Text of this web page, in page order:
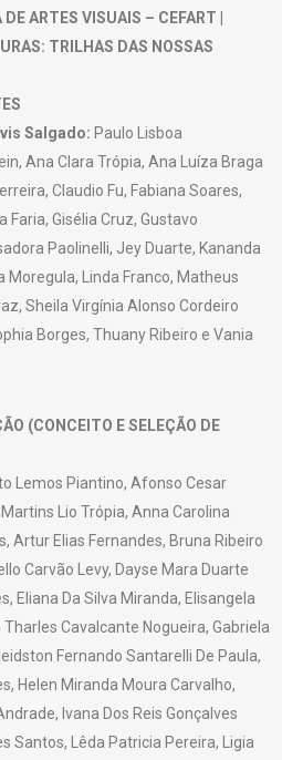
ARTES VISUAIS – CEFART |
TRILHAS DAS NOSSAS
Salgado: Paulo Lisboa
Ana Clara Trópia, Ana Luíza Braga
Claudio Fu, Fabiana Soares,
Faria, Gisélia Cruz, Gustavo
Paolinelli, Jey Duarte, Kananda
Moregula, Linda Franco, Matheus
Sheila Virgínia Alonso Cordeiro
Borges, Thuany Ribeiro e Vania
(CONCEITO E SELEÇÃO DE
Lemos Piantino, Afonso Cesar
Lio Trópia, Anna Carolina
Artur Elias Fernandes, Bruna Ribeiro
Carvão Levy, Dayse Mara Duarte
Eliana Da Silva Miranda, Elisangela
Tharles Cavalcante Nogueira, Gabriela
Fernando Santarelli De Paula,
Helen Miranda Moura Carvalho,
Ivana Dos Reis Gonçalves
Santos, Lêda Patricia Pereira, Ligia